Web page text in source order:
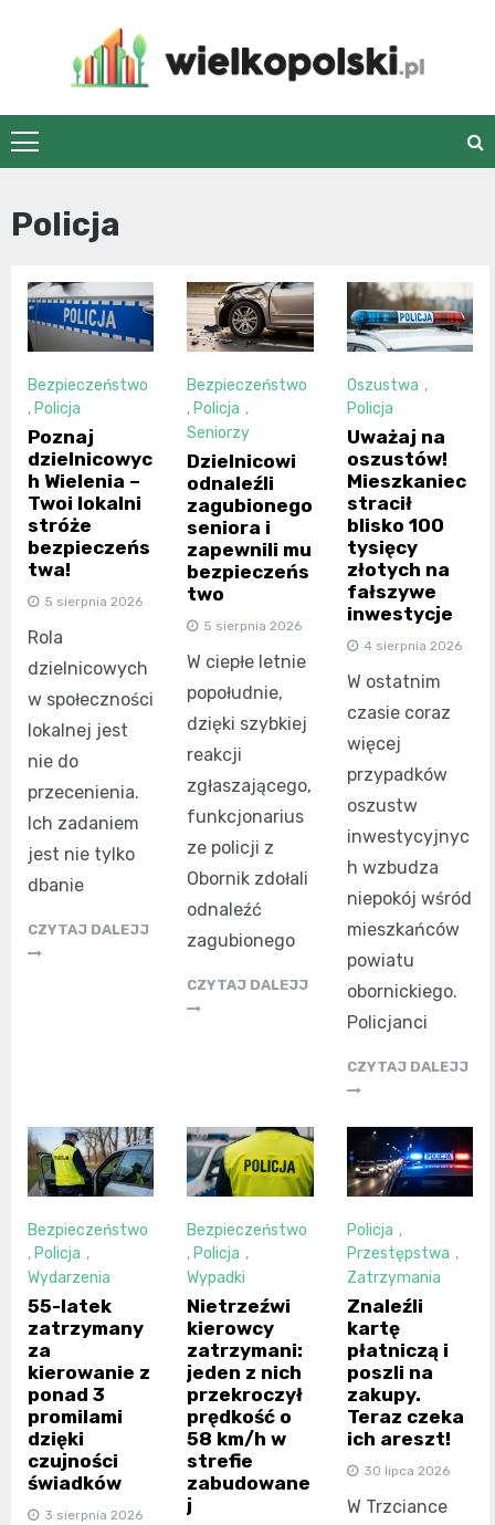
wielkopolski.pl
Policja
Bezpieczeństwo
, Policja
Poznaj
dzielnicowyc
h Wielenia –
Twoi lokalni
stróże
bezpieczeńs
twa!
5 sierpnia 2026
Rola
dzielnicowych
w społeczności
lokalnej jest
nie do
przecenienia.
Ich zadaniem
jest nie tylko
dbanie
CZYTAJ DALEJJ
Bezpieczeństwo
, Policja ,
Seniorzy
Dzielnicowi
odnaleźli
zagubionego
seniora i
zapewnili mu
bezpieczeńs
two
5 sierpnia 2026
W ciepłe letnie
popołudnie,
dzięki szybkiej
reakcji
zgłaszającego,
funkcjonarius
ze policji z
Obornik zdołali
odnaleźć
zagubionego
CZYTAJ DALEJJ
Oszustwa ,
Policja
Uważaj na
oszustów!
Mieszkaniec
stracił
blisko 100
tysięcy
złotych na
fałszywe
inwestycje
4 sierpnia 2026
W ostatnim
czasie coraz
więcej
przypadków
oszustw
inwestycyjnyc
h wzbudza
niepokój wśród
mieszkańców
powiatu
obornickiego.
Policjanci
CZYTAJ DALEJJ
Bezpieczeństwo
, Policja ,
Wydarzenia
55-latek
zatrzymany
za
kierowanie z
ponad 3
promilami
dzięki
czujności
świadków
3 sierpnia 2026
Bezpieczeństwo
, Policja ,
Wypadki
Nietrzeźwi
kierowcy
zatrzymani:
jeden z nich
przekroczył
prędkość o
58 km/h w
strefie
zabudowane
j
Policja ,
Przestępstwa ,
Zatrzymania
Znaleźli
kartę
płatniczą i
poszli na
zakupy.
Teraz czeka
ich areszt!
30 lipca 2026
W Trzciance